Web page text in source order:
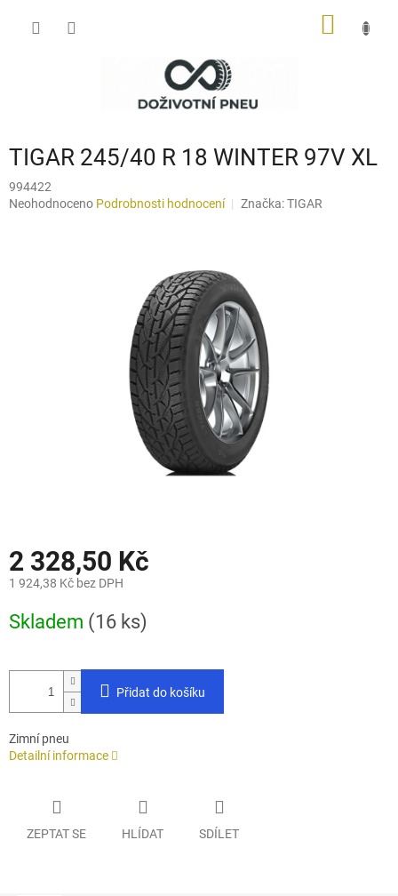
TIGAR 245/40 R 18 WINTER 97V XL
994422
Průměrné
Neohodnoceno Podrobnosti hodnocení Značka:TIGAR
2 328,50 Kč
1 924,38 Kč bez DPH
cena:
Skladem (16 ks)
Přidat do košíku
Zimní pneu
Detailní informace
ZEPTAT SE HLÍDAT SDÍLET